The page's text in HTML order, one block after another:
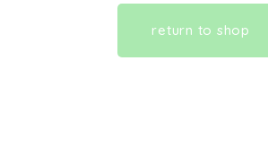
return to shop